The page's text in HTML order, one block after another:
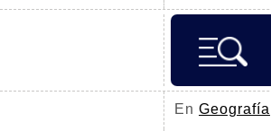
En Geografía